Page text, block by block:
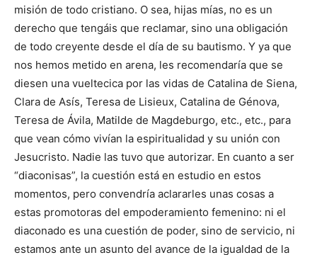
misión de todo cristiano. O sea, hijas mías, no es un
derecho que tengáis que reclamar, sino una obligación
de todo creyente desde el día de su bautismo. Y ya que
nos hemos metido en arena, les recomendaría que se
diesen una vueltecica por las vidas de Catalina de Siena,
Clara de Asís, Teresa de Lisieux, Catalina de Génova,
Teresa de Ávila, Matilde de Magdeburgo, etc., etc., para
que vean cómo vivían la espiritualidad y su unión con
Jesucristo. Nadie las tuvo que autorizar. En cuanto a ser
“diaconisas”, la cuestión está en estudio en estos
momentos, pero convendría aclararles unas cosas a
estas promotoras del empoderamiento femenino: ni el
diaconado es una cuestión de poder, sino de servicio, ni
estamos ante un asunto del avance de la igualdad de la